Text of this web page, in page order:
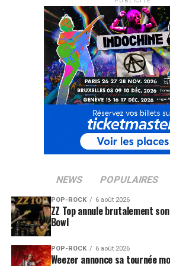
SUJETS ASSOCIÉS: CHANSON FRANÇAISE
NEWS POPULAIRES
POP-ROCK 6 août 2026
ZZ Top annule brutalement
Bowl
POP-ROCK 6 août 2026
Weezer annonce sa tournée